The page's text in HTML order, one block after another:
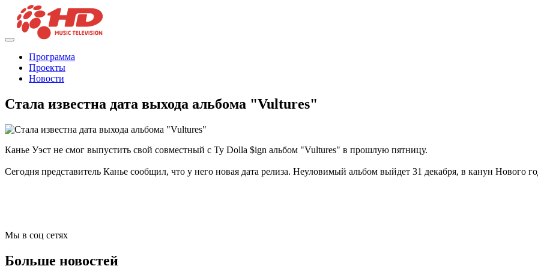
Программа
Проекты
Новости
Стала известна дата выхода альбома "Vultures"
Канье Уэст не смог выпустить свой совместный с Ty Dolla $ign альбом "Vultures" в прошлую пятницу.
Сегодня представитель Канье сообщил, что у него новая дата релиза. Неуловимый альбом выйдет 31 декабря, в канун Нового
Мы в соц сетях
Больше новостей